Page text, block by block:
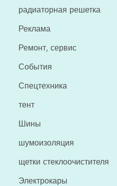
радиаторная решетка
Реклама
Ремонт, сервис
События
Спецтехника
тент
Шины
шумоизоляция
щетки стеклоочистителя
Электрокары